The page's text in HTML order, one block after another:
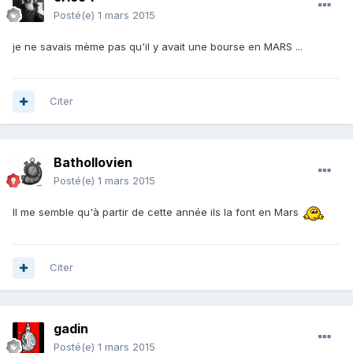
Posté(e) 1 mars 2015
je ne savais mème pas qu'il y avait une bourse en MARS ...
Citer
Bathollovien
Posté(e) 1 mars 2015
Il me semble qu'à partir de cette année ils la font en Mars
Citer
gadin
Posté(e) 1 mars 2015